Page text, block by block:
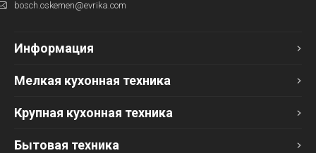
bosch.oskemen@evrika.com
Информация
Мелкая кухонная техника
Крупная кухонная техника
Бытовая техника